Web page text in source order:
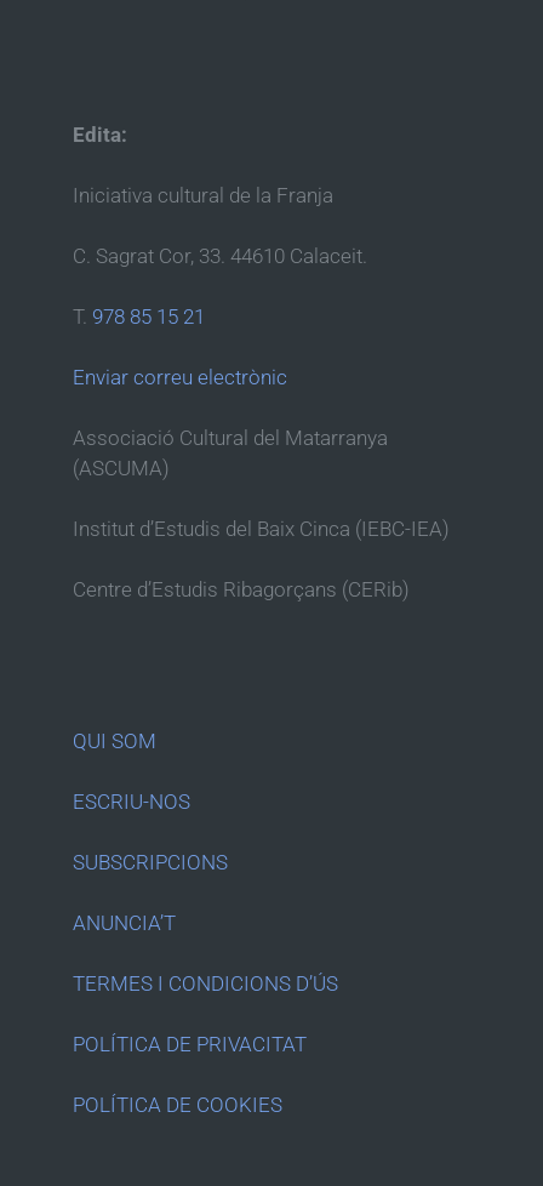
Edita:
Iniciativa cultural de la Franja
C. Sagrat Cor, 33. 44610 Calaceit.
T. 978 85 15 21
Enviar correu electrònic
Associació Cultural del Matarranya
(ASCUMA)
Institut d’Estudis del Baix Cinca (IEBC-IEA)
Centre d’Estudis Ribagorçans (CERib)
QUI SOM
ESCRIU-NOS
SUBSCRIPCIONS
ANUNCIA’T
TERMES I CONDICIONS D’ÚS
POLÍTICA DE PRIVACITAT
POLÍTICA DE COOKIES